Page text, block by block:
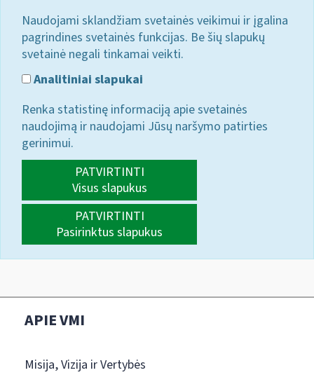
Naudojami sklandžiam svetainės veikimui ir įgalina
pagrindines svetainės funkcijas. Be šių slapukų
svetainė negali tinkamai veikti.
Analitiniai slapukai
Renka statistinę informaciją apie svetainės
naudojimą ir naudojami Jūsų naršymo patirties
gerinimui.
PATVIRTINTI
Visus slapukus
PATVIRTINTI
Pasirinktus slapukus
APIE VMI
Misija, Vizija ir Vertybės